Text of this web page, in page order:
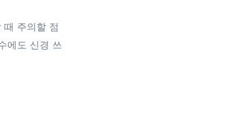
때 주의할 점
에도 신경 쓰